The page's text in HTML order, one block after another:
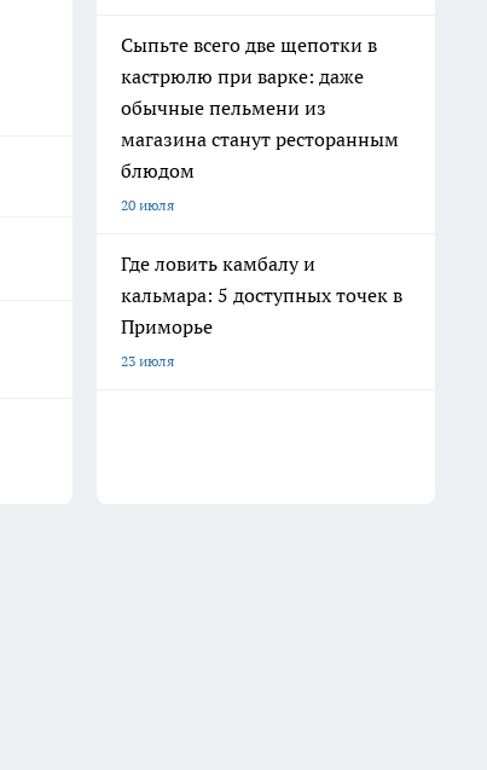
Сыпьте всего две щепотки в
кастрюлю при варке: даже
обычные пельмени из
магазина станут ресторанным
блюдом
20 июля
Где ловить камбалу и
кальмара: 5 доступных точек в
Приморье
23 июля